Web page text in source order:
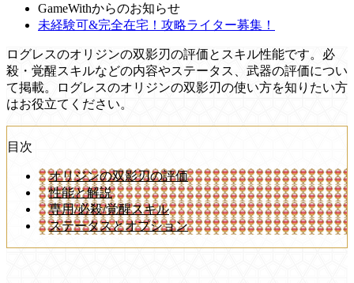
GameWithからのお知らせ
未経験可&完全在宅！攻略ライター募集！
ログレスのオリジンの双影刃の評価とスキル性能です。必
殺・覚醒スキルなどの内容やステータス、武器の評価につい
て掲載。ログレスのオリジンの双影刃の使い方を知りたい方
はお役立てください。
目次
オリジンの双影刃の評価
性能と解説
専用/必殺/覚醒スキル
ステータスとオプション